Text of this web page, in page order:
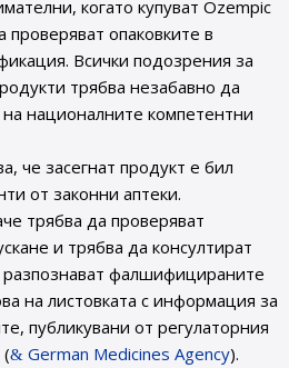
когато купуват Ozempic
опаковките в
Всички подозрения за
трябва незабавно да
националните компетентни
че засегнат продукт е бил
от законни аптеки.
трябва да проверяват
и трябва да консултират
разпознават фалшифицираните
на листовката с информация за
публикувани от регулаторния
German Medicines Agency).